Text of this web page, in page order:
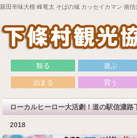
親田辛味大根 峰竜太 そばの城 カッセイカマン 南
観る 遊ぶ
泊まる 買う
ローカルヒーロー大活劇！道の駅信濃路
2018